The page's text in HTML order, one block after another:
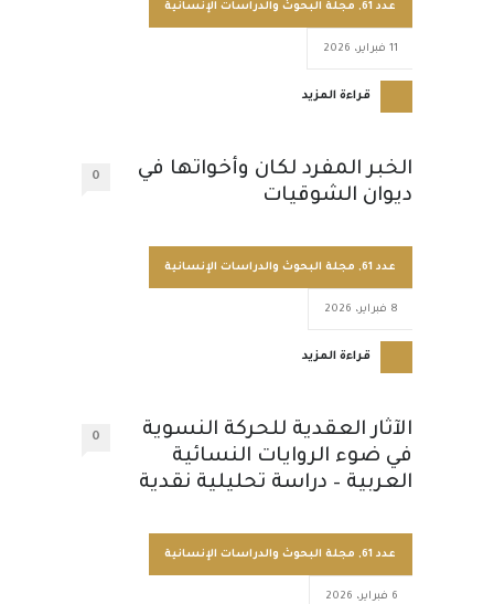
عدد 61 , مجلة البحوث والدراسات الإنسانية
11 فبراير، 2026
قراءة المزيد
الخبر المفرد لكان وأخواتها في
ديوان الشوقيات
0
عدد 61 , مجلة البحوث والدراسات الإنسانية
8 فبراير، 2026
قراءة المزيد
الآثار العقدية للحركة النسوية
في ضوء الروايات النسائية
العربية – دراسة تحليلية نقدية
0
عدد 61 , مجلة البحوث والدراسات الإنسانية
6 فبراير، 2026